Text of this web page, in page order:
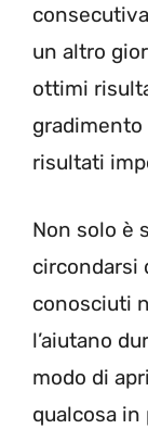
un altro
ottimi
gradimento
risultati
Non solo è
circondarsi
conosciuti
l’aiutano
modo di
qualcosa